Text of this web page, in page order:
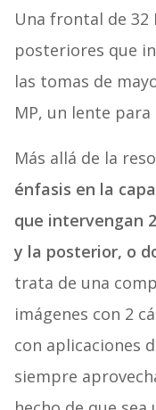
Una frontal de 32
posteriores que
las tomas de
MP, un lente
Más allá de la
énfasis en la
que intervengan
y la posterior, o
trata de una
imágenes con 2
con aplicaciones
siempre